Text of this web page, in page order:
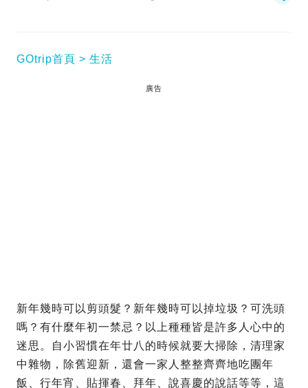
GOtrip首頁 生活
廣告
新年幾時可以剪頭髮？新年幾時可以掉垃圾？可洗頭
嗎？有什麼年初一禁忌？以上種種皆是許多人心中的
迷思。自小習慣在年廿八的時候就要大掃除，清理家
中雜物，除舊迎新，還會一家人整整齊齊地吃團年
飯、行年宵、貼揮春、拜年、說喜慶的說話等等，這